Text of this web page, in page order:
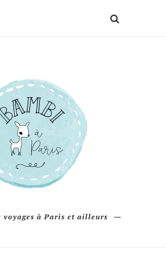
voyages à Paris et ailleurs